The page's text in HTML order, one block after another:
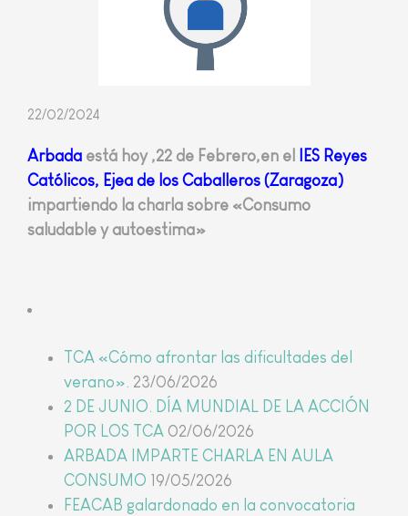
22/02/2024
Arbada está hoy ,22 de Febrero,en el
IES Reyes
Católicos, Ejea de los Caballeros (Zaragoza)
impartiendo la charla sobre «Consumo
saludable y autoestima»
TCA «Cómo afrontar las dificultades del
verano». 23/06/2026
2 DE JUNIO. DÍA MUNDIAL DE LA ACCIÓN
POR LOS TCA 02/06/2026
ARBADA IMPARTE CHARLA EN AULA
CONSUMO 19/05/2026
FEACAB galardonado en la convocatoria